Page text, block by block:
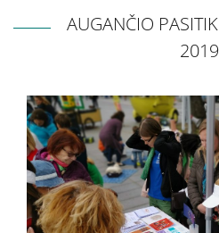
Nikotino priklausomybės
Vaikams ir paaugliams
Paslaugos artimiesiems
AUGANČIO
2019